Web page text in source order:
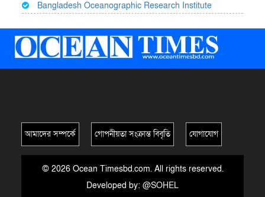
Bangladesh Oceanographic Research Institute
আমাদের সম্পর্কে গোপনীয়তা সংক্রান্ত বিবৃতি যোগাযোগ
© 2026 Ocean Timesbd.com. All rights reserved.
Developed by: @SOHEL